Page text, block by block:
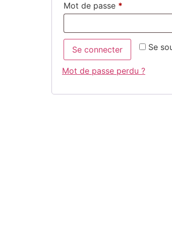
Mot de passe *
Se
Se connecter
Mot de passe perdu ?